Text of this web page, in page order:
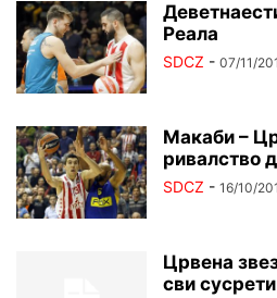
Реала
SDCZ - 07/11/
Макаби –
ривалство
SDCZ - 16/10/
Црвена
сви сусрети